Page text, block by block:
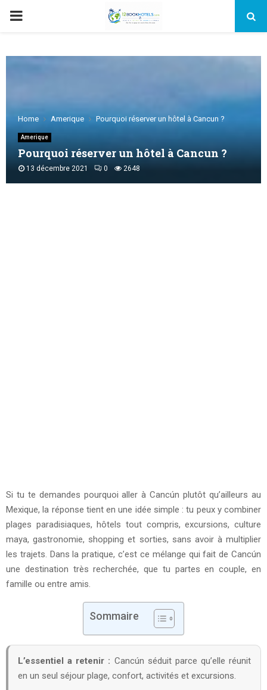
PRIMARY
Home Amerique Pourquoi réserver un hôtel à Cancun ?
Amerique
Pourquoi réserver un hôtel à Cancun ?
13 décembre 2021 0 2648
Si tu te demandes pourquoi aller à Cancún plutôt qu’ailleurs au
Mexique, la réponse tient en une idée simple : tu peux y combiner
plages paradisiaques, hôtels tout compris, excursions, culture
maya, gastronomie, shopping et sorties, sans avoir à multiplier
les trajets. Dans la pratique, c’est ce mélange qui fait de Cancún
une destination très recherchée, que tu partes en couple, en
famille ou entre amis.
Sommaire
L’essentiel a retenir : Cancún séduit parce qu’elle réunit
en un seul séjour plage, confort, activités et excursions.